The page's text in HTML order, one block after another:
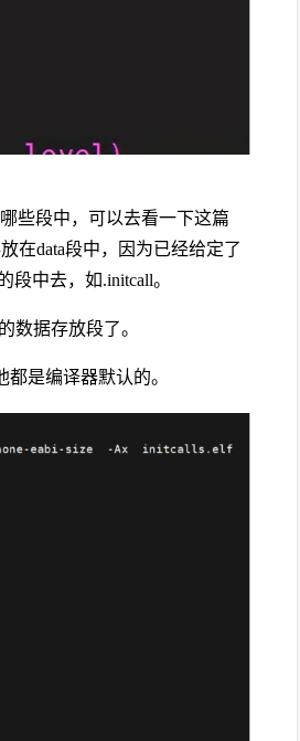
些段中，可以去看一下这篇
在data段中，因为已经给定了
中去，如.initcall。
数据存放段了。
是编译器默认的。